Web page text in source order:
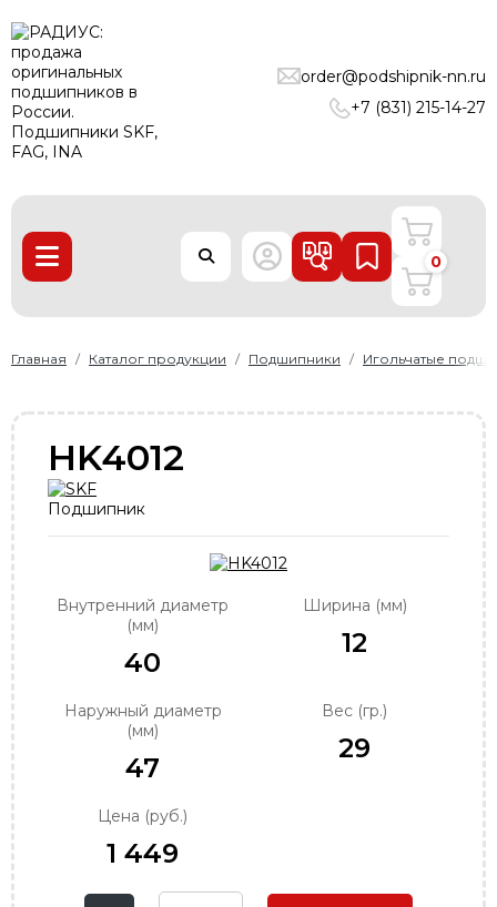
order@podshipnik-nn.ru
+7 (831) 215-14-27
ПОДШИПНИКИ
ЛИНЕЙНЫЕ ТЕХНОЛОГИИ
РЕМНИ
О нас
Доставка и оплата
+7 (831) 215-14-27
order@podshipnik-nn.ru
0
Главная Каталог продукции Подшипники Игольчатые
HK4012
Подшипник
Внутренний диаметр
(мм)
40
Ширина (мм)
12
Наружный диаметр
(мм)
47
Вес (гр.)
29
Цена (руб.)
1 449